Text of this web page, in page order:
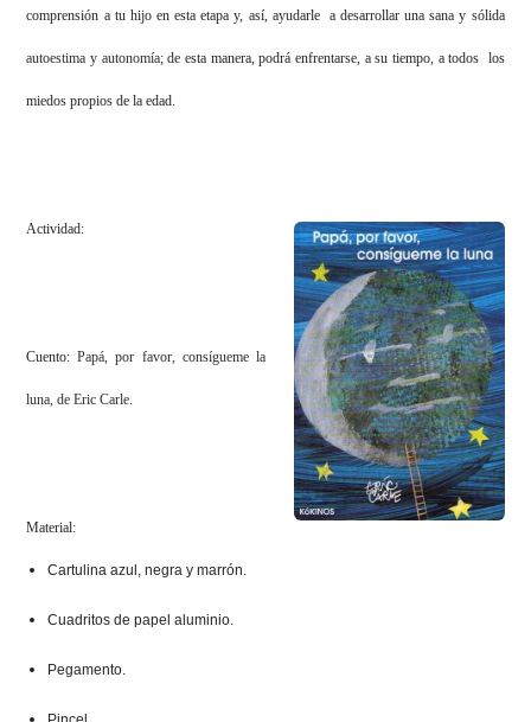
comprensión a tu hijo en esta etapa y, así, ayudarle a desarrollar una sana y sólida
autoestima y autonomía; de esta manera, podrá enfrentarse, a su tiempo, a todos los
miedos propios de la edad.
Actividad:
Cuento:Papá, por favor, consígueme la
luna, de Eric Carle.
Material:
Cartulina azul, negra y marrón.
Cuadritos de papel aluminio.
Pegamento.